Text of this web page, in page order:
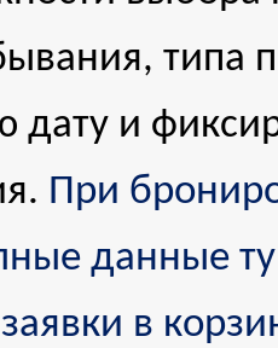
типа
дату и
При
данные
в